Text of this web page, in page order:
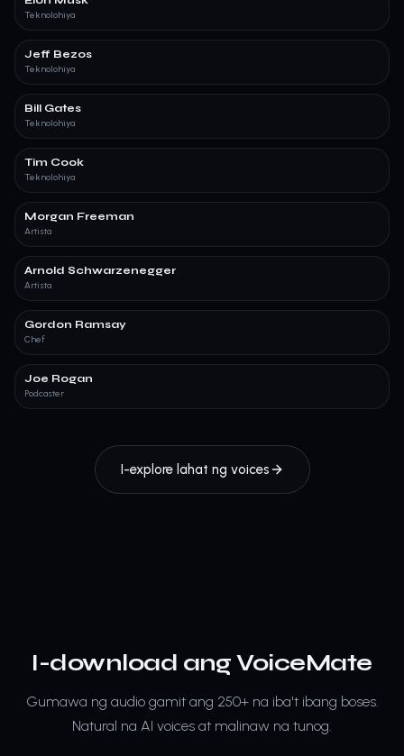
Teknolohiya
Jeff Bezos
Teknolohiya
Bill Gates
Teknolohiya
Tim Cook
Teknolohiya
Morgan Freeman
Artista
Arnold Schwarzenegger
Artista
Gordon Ramsay
Chef
Joe Rogan
Podcaster
I-explore lahat ng voices
I-download ang VoiceMate
Gumawa ng audio gamit ang 250+ na iba't ibang boses.
Natural na AI voices at malinaw na tunog.